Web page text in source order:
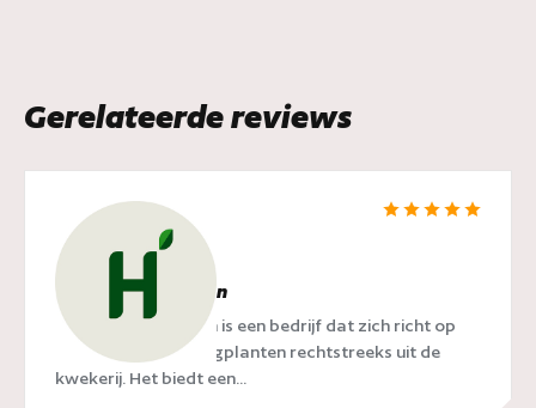
Gerelateerde reviews
Hedgy Haagplanten
Hedgy Haagplanten is een bedrijf dat zich richt op
het leveren van haagplanten rechtstreeks uit de
kwekerij. Het biedt een...